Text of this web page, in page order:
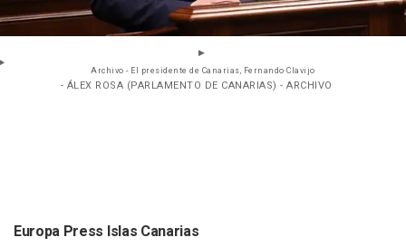
Archivo - El presidente de Canarias, Fernando Clavijo
- ÁLEX ROSA (PARLAMENTO DE CANARIAS) - ARCHIVO
Europa Press Islas Canarias